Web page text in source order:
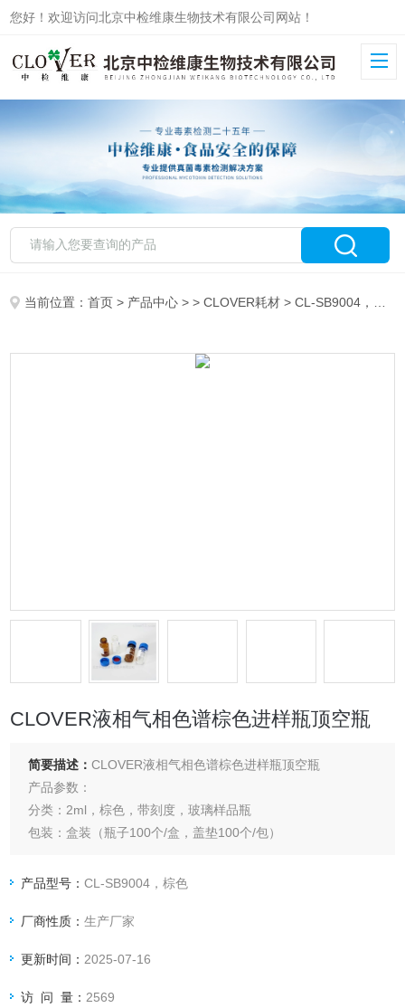
您好！欢迎访问北京中检维康生物技术有限公司网站！
当前位置：首页 > 产品中心 > >CLOVER耗材 > CL-SB9004，棕色CLOVER液相气相色谱棕色进样瓶顶空瓶
CLOVER液相气相色谱棕色进样瓶顶空瓶
简要描述：CLOVER液相气相色谱棕色进样瓶顶空瓶
产品参数：
分类：2ml，棕色，带刻度，玻璃样品瓶
包装：盒装（瓶子100个/盒，盖垫100个/包）
垫片性能：耐酸、耐碱、耐温、抗粘
产品型号：CL-SB9004，棕色
厂商性质：生产厂家
更新时间： 2025-07-16
访 问 量： 2569